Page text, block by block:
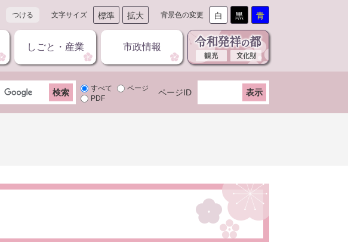
つける 文字サイズ 標準 拡大 背景色の変更 白 黒 青
しごと・産業 市政情報
すべて
ページ
PDF
ページID